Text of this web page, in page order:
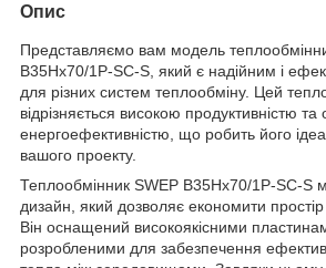
Опис
Представляємо вам модель
B35Hx70/1P-SC-S, який є надійним і
для різних систем теплообміну. Цей
відрізняється високою продуктивністю
енергоефективністю, що робить його
вашого проекту.
Теплообмінник SWEP B35Hx70/1P-SC-S
дизайн, який дозволяє економити простір
Він оснащений високоякісними
розробленими для забезпечення